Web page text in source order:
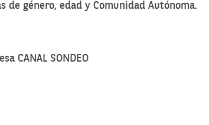
de género, edad y Comunidad Autónoma.
CANAL SONDEO